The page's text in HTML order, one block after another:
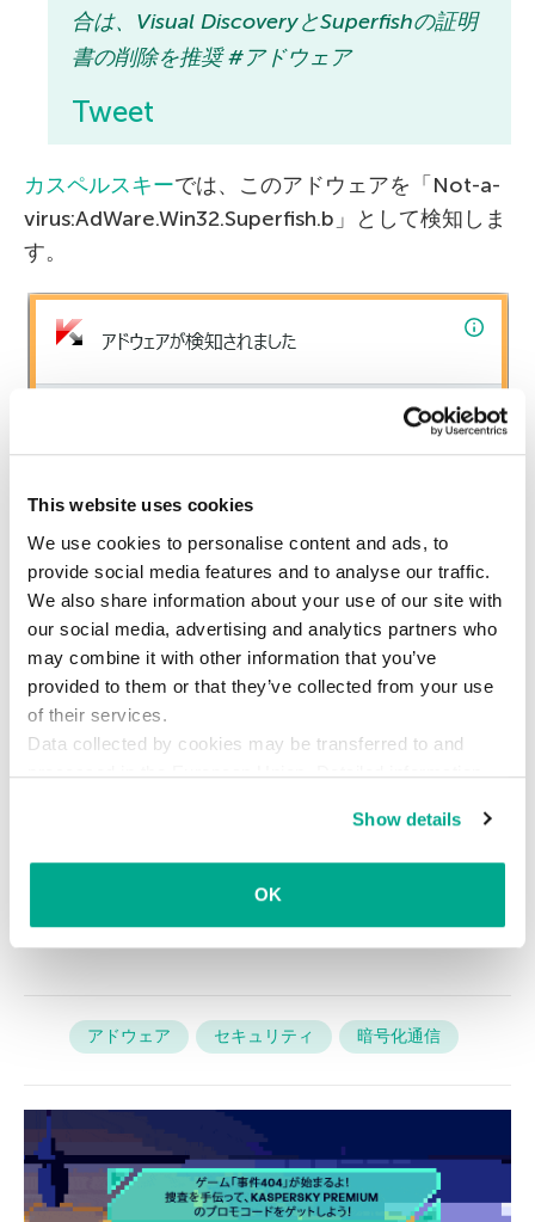
This website uses cookies
We use cookies to personalise content and ads, to
provide social media features and to analyse our traffic.
We also share information about your use of our site with
our social media, advertising and analytics partners who
may combine it with other information that you’ve
provided to them or that they’ve collected from your use
of their services.
Data collected by cookies may be transferred to and
processed in the European Union. Detailed information
Show details
OK
合は、Visual DiscoveryとSuperfishの証明
書の削除を推奨 #アドウェア
Tweet
カスペルスキーでは、このアドウェアを「Not-a-
virus:AdWare.Win32.Superfish.b」として検知しま
す。
されていますので、こちらの利用もご検討くだ
さい。
アドウェア セキュリティ 暗号化通信